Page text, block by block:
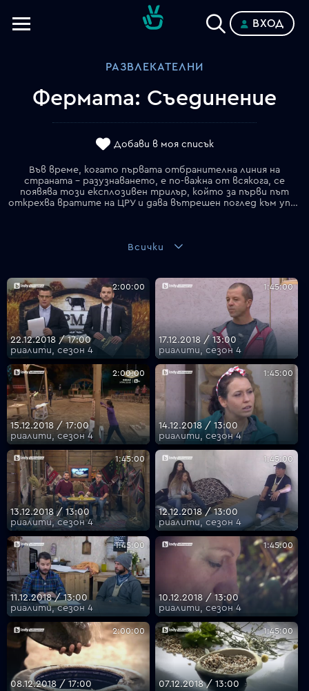
VOYO
ВХОД
РАЗВЛЕКАТЕЛНИ
Фермата: Съединение
Добави в моя списък
Във време, когато първата отбранителна линия на
страната – разузнаването, е по-важна от всякога, се
появява този експлозивен трилър, който за първи път
открехва вратите на ЦРУ и дава вътрешен поглед към управлението: как се вербуват агентите, как се подготвят за шпионаж и какво научават, за да оцелеят. Джеймс Клейтън може да не се държи като типичен новобранец, но е един от най-умните курсанти и е човекът, от когото се нуждае Уолтър Бърк в агенцията. Докато Бърк го учи на правилата на играта, Джеймс бързо се издига в йерархията и се влюбва в Лейла – негова колега. Много скоро става ясно, че старите максими на ЦРУ "Не вярвай на никого" и "Нищо не е такова, каквото изглежда" са напълно верни.
Всички
2:00:00
22.12.2018 / 17:00
риалити, сезон 4
1:45:00
17.12.2018 / 13:00
риалити, сезон 4
2:00:00
15.12.2018 / 17:00
риалити, сезон 4
1:45:00
14.12.2018 / 13:00
риалити, сезон 4
1:45:00
13.12.2018 / 13:00
риалити, сезон 4
1:45:00
12.12.2018 / 13:00
риалити, сезон 4
1:45:00
11.12.2018 / 13:00
риалити, сезон 4
1:45:00
10.12.2018 / 13:00
риалити, сезон 4
2:00:00
08.12.2018 / 17:00
1:45:00
07.12.2018 / 13:00